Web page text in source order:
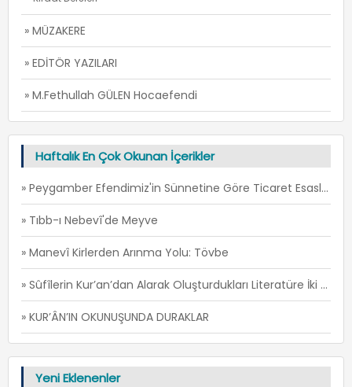
» MÜZAKERE
» EDİTÖR YAZILARI
» M.Fethullah GÜLEN Hocaefendi
Haftalık En Çok Okunan İçerikler
» Peygamber Efendimiz'in Sünnetine Göre Ticaret Esasları -1
» Tıbb-ı Nebevî'de Meyve
» Manevî Kirlerden Arınma Yolu: Tövbe
» Sûfîlerin Kur’an’dan Alarak Oluşturdukları Literatüre İki Örnek: İ’TİSÂM ve FİRÂR -1
» KUR’ÂN’IN OKUNUŞUNDA DURAKLAR
Yeni Eklenenler